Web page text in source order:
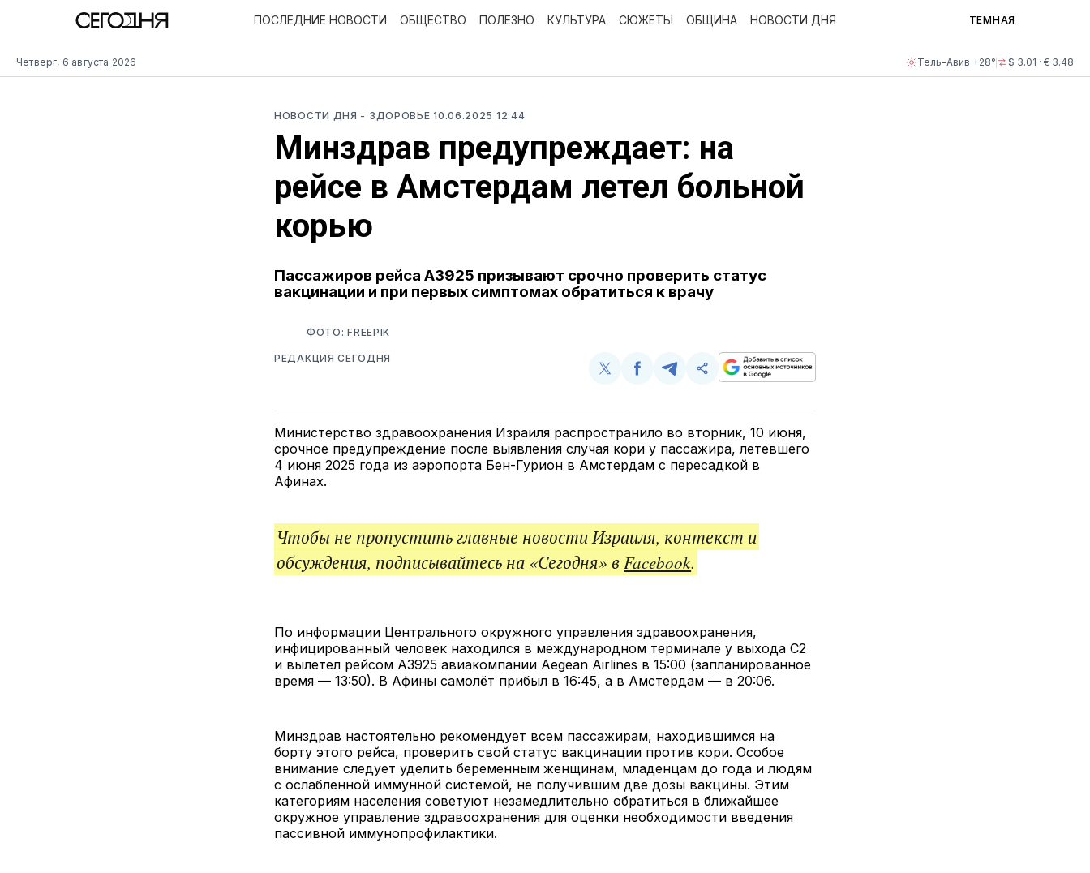
Четверг, 6 августа 2026 Тель-Авив +28° $ 3.01 · € 3.48
ПОСЛЕДНИЕ НОВОСТИ ОБЩЕСТВО ПОЛЕЗНО КУЛЬТУРА СЮЖЕТЫ ОБЩИНА НОВОСТИ ДНЯ ТЕМНАЯ
НОВОСТИ ДНЯ - ЗДОРОВЬЕ10.06.2025 12:44
Минздрав предупреждает: на
рейсе в Амстердам летел больной
корью
Пассажиров рейса A3925 призывают срочно проверить статус
вакцинации и при первых симптомах обратиться к врачу
ФОТО: FREEPIK
РЕДАКЦИЯ СЕГОДНЯ
Поделиться
Twitter
Поделиться
Facebook
Поделиться
Telegram
Скопируйте
поделитесь
ссылкой
Министерство здравоохранения Израиля распространило во вторник, 10 июня,
срочное предупреждение после выявления случая кори у пассажира, летевшего
4 июня 2025 года из аэропорта Бен-Гурион в Амстердам с пересадкой в
Афинах.
Чтобы не пропустить главные новости Израиля, контекст и
обсуждения, подписывайтесь на «Сегодня» вFacebook.
По информации Центрального окружного управления здравоохранения,
инфицированный человек находился в международном терминале у выхода C2
и вылетел рейсом A3925 авиакомпании Aegean Airlines в 15:00 (запланированное
время — 13:50). В Афины самолёт прибыл в 16:45, а в Амстердам — в 20:06.
Минздрав настоятельно рекомендует всем пассажирам, находившимся на
борту этого рейса, проверить свой статус вакцинации против кори. Особое
внимание следует уделить беременным женщинам, младенцам до года и людям
с ослабленной иммунной системой, не получившим две дозы вакцины. Этим
категориям населения советуют незамедлительно обратиться в ближайшее
окружное управление здравоохранения для оценки необходимости введения
пассивной иммунопрофилактики.